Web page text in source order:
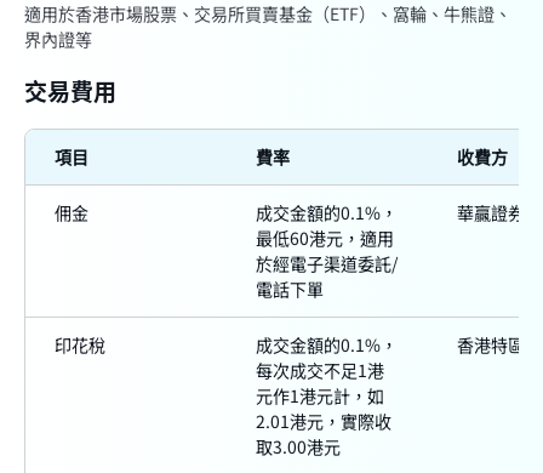
適用於香港市場股票、交易所買賣基金（ETF）、窩輪、牛熊證、
界內證等
交易費用
項目 費率 收費方
佣金
成交金額的0.1%，
最低60港元，適用
於經電子渠道委託/
電話下單
華贏證券
印花稅
成交金額的0.1%，
每次成交不足1港
元作1港元計，如
2.01港元，實際收
取3.00港元
香港特區